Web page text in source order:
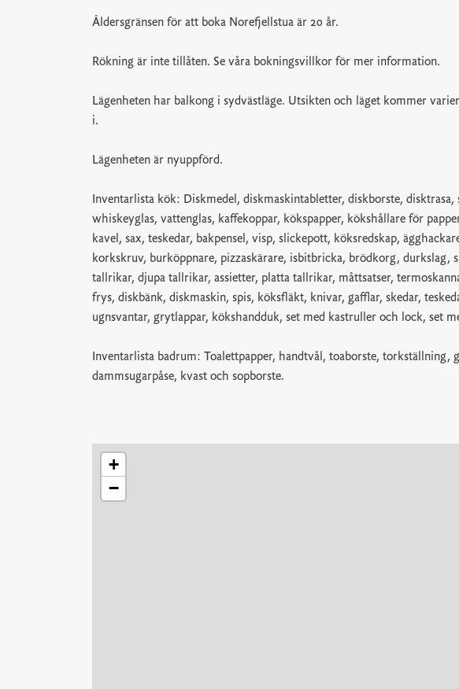
Åldersgränsen för att boka Norefjellstua är 20 år.
Rökning är inte tillåten. Se våra bokningsvillkor för mer information.
Lägenheten har balkong i sydvästläge. Utsikten och läget kommer
i.
Lägenheten är nyuppförd.
Inventarlista kök: Diskmedel, diskmaskintabletter, diskborste, disktrasa,
whiskeyglas, vattenglas, kaffekoppar, kökspapper, kökshållare för
kavel, sax, teskedar, bakpensel, visp, slickepott, köksredskap,
korkskruv, burköppnare, pizzaskärare, isbitbricka, brödkorg, durkslag,
tallrikar, djupa tallrikar, assietter, platta tallrikar, måttsatser,
frys, diskbänk, diskmaskin, spis, köksfläkt, knivar, gafflar, skedar,
ugnsvantar, grytlappar, kökshandduk, set med kastruller och lock, set
Inventarlista badrum: Toalettpapper, handtvål, toaborste, torkställning,
dammsugarpåse, kvast och sopborste.
+
−